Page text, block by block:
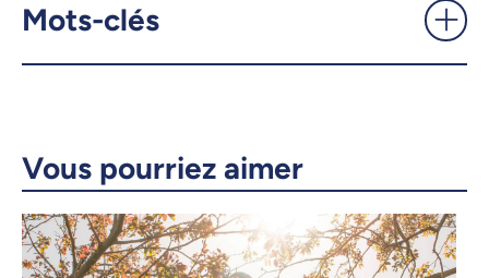
Copier le lien
Mots-clés
Vous pourriez aimer